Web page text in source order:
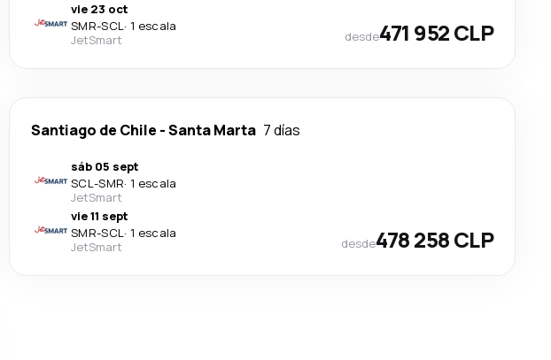
vie 23 oct
SMR-SCL· 1 escala
JetSmart
desde471 952 CLP
Santiago de Chile -Santa Marta 7 días
sáb 05 sept
SCL-SMR· 1 escala
JetSmart
vie 11 sept
SMR-SCL· 1 escala
JetSmart
desde478 258 CLP